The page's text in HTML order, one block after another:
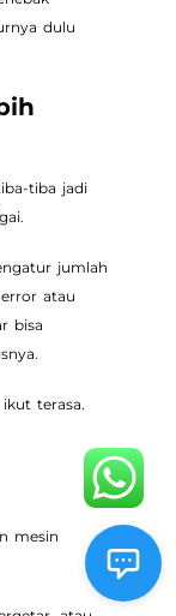
dulu
tiba jadi
jumlah
atau
bisa
terasa.
mesin